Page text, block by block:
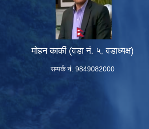
मोहन कार्की (वडा नं. ५, वडाध्यक्ष)
सम्पर्क नं. 9849082000